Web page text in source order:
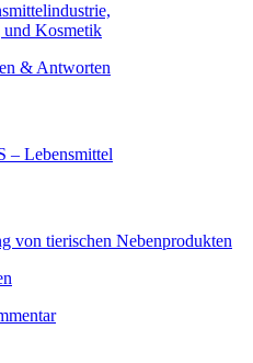
und Kosmetik
& Antworten
– Lebensmittel
von tierischen Nebenprodukten